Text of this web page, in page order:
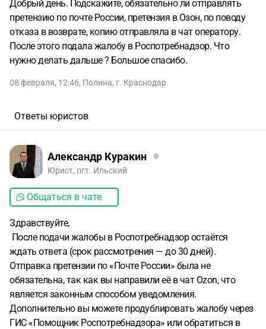
Добрый день. Подскажите, обязательно ли отправлять
претензию по почте России, претензия в Озон, по поводу
отказа в возврате, копию отправляла в чат оператору.
После этого подала жалобу в Роспотребнадзор. Что
нужно делать дальше ? Большое спасибо.
08 февраля, 12:46, Полина, г. Краснодар
Ответы юристов
Александр Куракин
Юрист, пгт. Ильский
Общаться в чате
Здравствуйте,
После подачи жалобы в Роспотребнадзор остаётся
ждать ответа (срок рассмотрения — до 30 дней).
Отправка претензии по «Почте России» была не
обязательна, так как вы направили её в чат Ozon, что
является законным способом уведомления.
Дополнительно вы можете продублировать жалобу через
ГИС «Помощник Роспотребнадзора» или обратиться в